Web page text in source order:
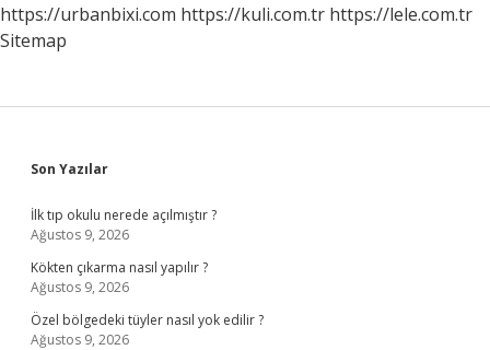
https://urbanbixi.com https://kuli.com.tr https://lele.com.tr
Sitemap
Sidebar
Son Yazılar
İlk tıp okulu nerede açılmıştır ?
Ağustos 9, 2026
Kökten çıkarma nasıl yapılır ?
Ağustos 9, 2026
Özel bölgedeki tüyler nasıl yok edilir ?
Ağustos 9, 2026